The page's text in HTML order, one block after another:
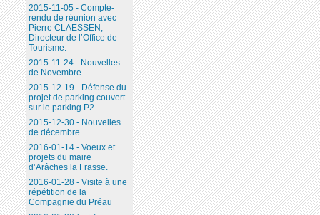
2015-11-05 - Compte-
rendu de réunion avec
Pierre CLAESSEN,
Directeur de l’Office de
Tourisme.
2015-11-24 - Nouvelles
de Novembre
2015-12-19 - Défense du
projet de parking couvert
sur le parking P2
2015-12-30 - Nouvelles
de décembre
2016-01-14 - Voeux et
projets du maire
d’Arâches la Frasse.
2016-01-28 - Visite à une
répétition de la
Compagnie du Préau